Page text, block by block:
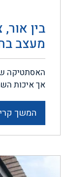
בין
מעצב
האסתטיקה
אך איכות
המשך